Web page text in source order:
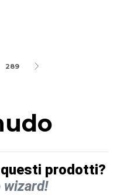
289
prodotti?
wizard!